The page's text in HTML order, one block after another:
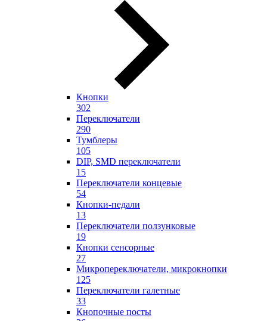
Кнопки
302
Переключатели
290
Тумблеры
105
DIP, SMD переключатели
15
Переключатели концевые
54
Кнопки-педали
13
Переключатели ползунковые
19
Кнопки сенсорные
27
Микропереключатели, микрокнопки
125
Переключатели галетные
33
Кнопочные посты